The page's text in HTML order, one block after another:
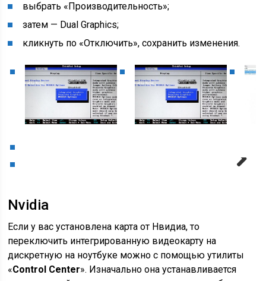
выбрать «Производительность»;
затем — Dual Graphics;
кликнуть по «Отключить», сохранить изменения.
Nvidia
Если у вас установлена карта от Нвидиа, то
переключить интегрированную видеокарту на
дискретную на ноутбуке можно с помощью утилиты
«Control Center». Изначально она устанавливается